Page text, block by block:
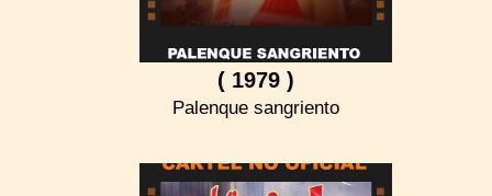
( 1979 )
Palenque sangriento